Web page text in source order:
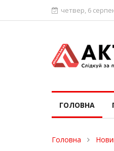
четвер, 6
ГОЛОВНА
Головна